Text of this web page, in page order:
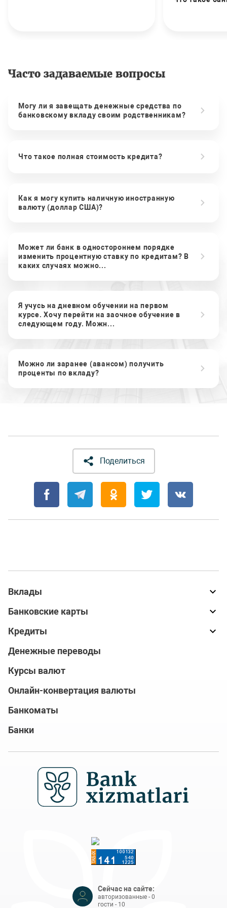
Часто задаваемые вопросы
Могу ли я завещать денежные средства по
банковскому вкладу своим родственникам?
Что такое полная стоимость кредита?
Как я могу купить наличную иностранную
валюту (доллар США)?
Может ли банк в одностороннем порядке
изменить процентную ставку по кредитам? В
каких случаях можно...
Я учусь на дневном обучении на первом
курсе. Хочу перейти на заочное обучение в
следующем году. Можн...
Можно ли заранее (авансом) получить
проценты по вкладу?
Поделиться
Вклады
Банковские карты
Кредиты
Денежные переводы
Курсы валют
Онлайн-конвертация валюты
Банкоматы
Банки
Сейчас на сайте:
авторизованные - 0
гости - 10